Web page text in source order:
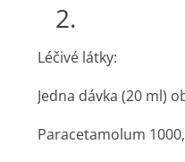
2.
Léčivé látky:
Jedna dávka (20 ml)
Paracetamolum